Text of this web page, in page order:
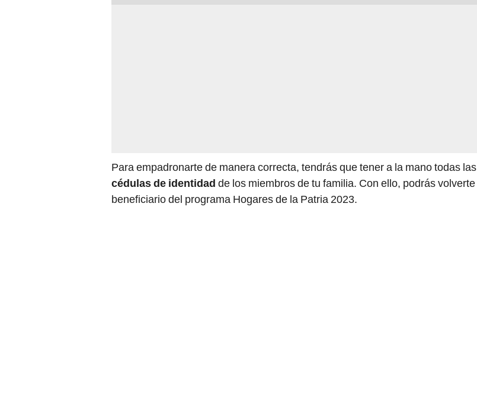
Para empadronarte de manera correcta, tendrás que tener a la mano todas las
cédulas de identidad de los miembros de tu familia. Con ello, podrás volverte
beneficiario del programa Hogares de la Patria 2023.